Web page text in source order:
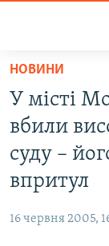
Перейти
основного
матеріалу
до
основної
Перейти
ВСЕ ЗА ДОБУ
СУСПІЛЬСТВО
ДОНБАС.РЕАЛІЇ
НОВИНИ
У місті
вбили
суду –
впритул
16 червня 2005,